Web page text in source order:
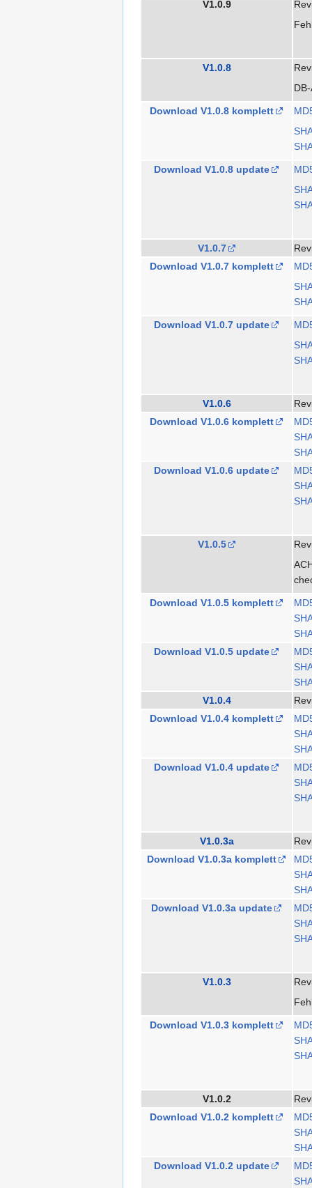
V1.0.9
V1.0.8
Download V1.0.8 komplett
Download V1.0.8 update
V1.0.7
Download V1.0.7 komplett
Download V1.0.7 update
V1.0.6
Download V1.0.6 komplett
Download V1.0.6 update
V1.0.5
Download V1.0.5 komplett
Download V1.0.5 update
V1.0.4
Download V1.0.4 komplett
Download V1.0.4 update
V1.0.3a
Download V1.0.3a komplett
Download V1.0.3a update
V1.0.3
Download V1.0.3 komplett
V1.0.2
Download V1.0.2 komplett
Download V1.0.2 update